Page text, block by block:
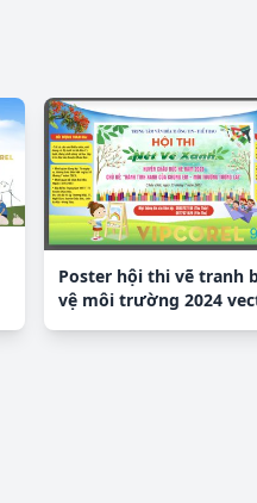
Poster hội thi vẽ tranh
vệ môi trường 2024